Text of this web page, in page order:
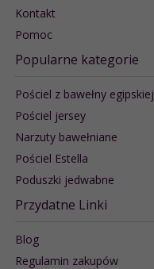
Kontakt
Pomoc
Popularne kategorie
Pościel z bawełny egipskiej
Pościel jersey
Narzuty bawełniane
Pościel Estella
Poduszki jedwabne
Przydatne Linki
Blog
Regulamin zakupów